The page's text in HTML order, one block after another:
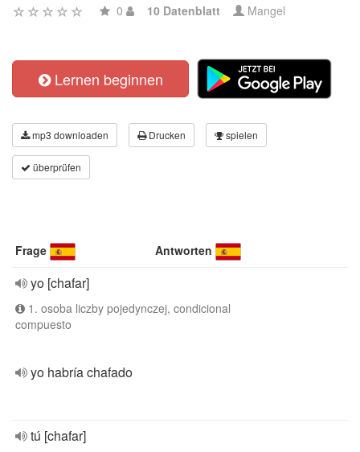
0 10 Datenblatt Mangel
Lernen beginnen
mp3 downloaden Drucken spielen
überprüfen
Frage Antworten
yo [chafar]
1. osoba liczby pojedynczej, condicional
compuesto
yo habría chafado
tú [chafar]